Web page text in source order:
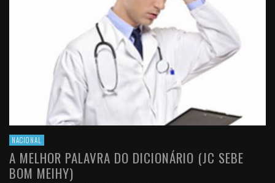
NACIONAL
A MELHOR PALAVRA DO DICIONÁRIO (JC SEBE
BOM MEIHY)